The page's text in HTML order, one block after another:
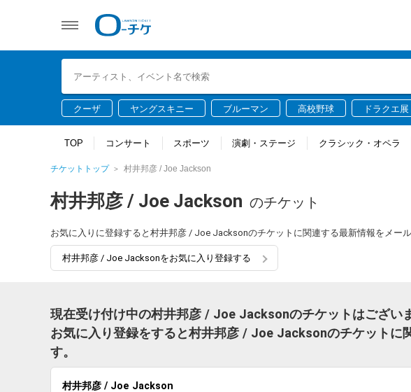
クーザ ヤングスキニー ブルーマン 高校野球 ドラクエ展
TOP コンサート スポーツ 演劇・ステージ クラシック・オペラ
チケットトップ 村井邦彦 / Joe Jackson
村井邦彦 / Joe Jackson のチケット
お気に入りに登録すると村井邦彦 / Joe Jacksonのチケットに関連する最新情報をメール
村井邦彦 / Joe Jacksonをお気に入り登録する
現在受け付け中の村井邦彦 / Joe Jacksonのチケットはござい
お気に入り登録をすると村井邦彦 / Joe Jacksonのチケットに
す。
村井邦彦 / Joe Jackson